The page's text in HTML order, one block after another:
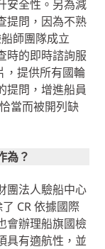
安全性。另為減
提問，因為不熟
師團隊成立
時的即時諮詢服
，提供所有國輪
提問，增進船員
當而被開列缺
為？
團法人驗船中心
CR 依據國際
會辦理船旗國檢
具有適航性，並